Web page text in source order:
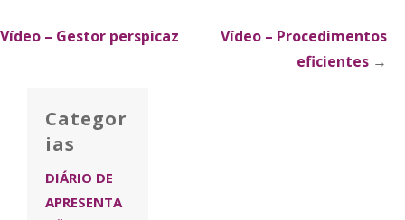
Vídeo – Gestor perspicaz
Vídeo – Procedimentos
eficientes →
Categor
ias
DIÁRIO DE
APRESENTA